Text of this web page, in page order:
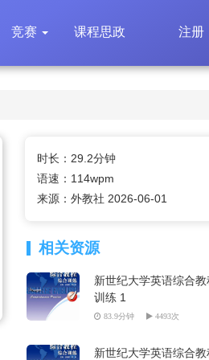
竞赛 课程思政 注册
时长：29.2分钟
语速：114wpm
来源：外教社 2026-06-01
相关资源
新世纪大学英语综合教
训练 1
83.9分钟 4493次
新世纪大学英语综合教